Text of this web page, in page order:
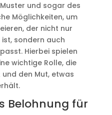
und sogar des
Möglichkeiten, um
der nicht nur
sondern auch
Hierbei spielen
wichtige Rolle, die
den Mut, etwas
Belohnung für